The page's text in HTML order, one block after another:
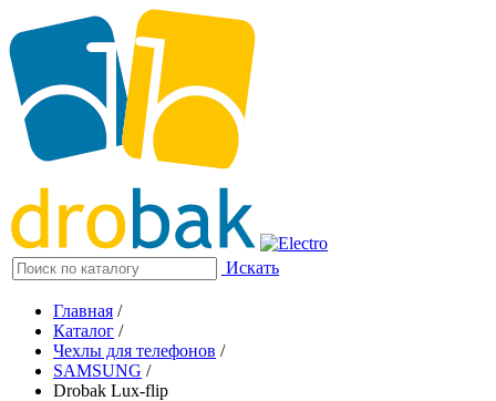
Искать
Главная /
Каталог /
Чехлы для телефонов /
SAMSUNG /
Drobak Lux-flip